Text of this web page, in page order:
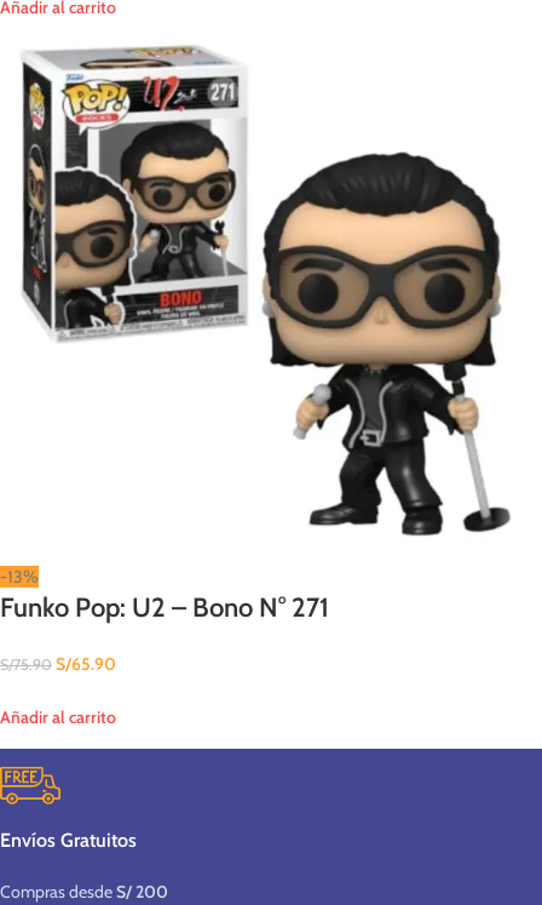
Añadir al carrito
-13%
Funko Pop: U2 – Bono N° 271
S/75.90 S/65.90
Añadir al carrito
Envíos Gratuitos
Compras desdeS/ 200